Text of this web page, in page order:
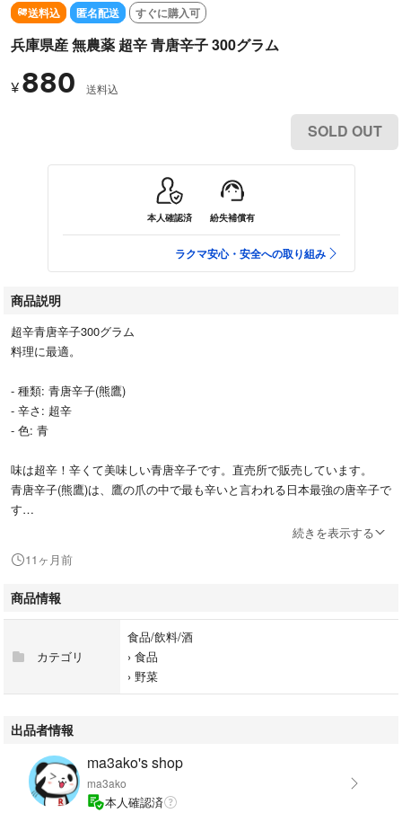
送料込 匿名配送 すぐに購入可
兵庫県産 無農薬 超辛 青唐辛子 300グラム
¥ 880 送料込
SOLD OUT
本人確認済 紛失補償有
ラクマ安心・安全への取り組み
商品説明
超辛青唐辛子300グラム
料理に最適。
- 種類: 青唐辛子(熊鷹)
- 辛さ: 超辛
- 色: 青
味は超辛！辛くて美味しい青唐辛子です。直売所で販売しています。
青唐辛子(熊鷹)は、鷹の爪の中で最も辛いと言われる日本最強の唐辛子で
す
唐辛子味噌や唐辛子醤油、柚子胡椒などに最適です。
ご覧いただきありがとうございます。
種類...青唐辛子(熊鷹)
続きを表示する
11ヶ月前
商品情報
カテゴリ
食品/飲料/酒
› 食品
› 野菜
出品者情報
ma3ako's shop
ma3ako
本人確認済